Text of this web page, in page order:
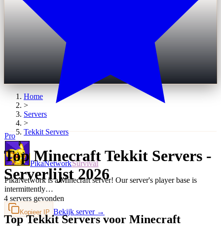
Pro
PikaNetworkSurvival
PikaNetwork is a Minecraft server! Our server's player base is
intermittently…
Kopieer IP Bekijk server →
Home
>
Servers
>
TekkitServers
Top Minecraft Tekkit Servers -
Serverlijst 2026
4 servers gevonden
Top Tekkit Servers voor Minecraft